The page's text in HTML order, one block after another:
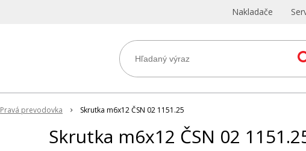
Nakladače
Pravá prevodovka Skrutka m6x12 ČSN 02 1151.25
Skrutka m6x12 ČSN 02